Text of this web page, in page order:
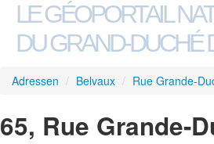
LE GÉOPORTAIL
DU GRAND-DUCHÉ
Adressen / Belvaux / Rue Grande-
65, Rue Grande-